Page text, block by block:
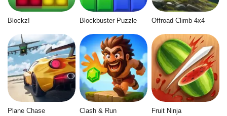
Blockz! Blockbuster Puzzle Offroad Climb 4x4
Plane Chase Clash & Run Fruit Ninja